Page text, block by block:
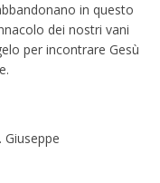
in questo
dei nostri vani
per incontrare Gesù